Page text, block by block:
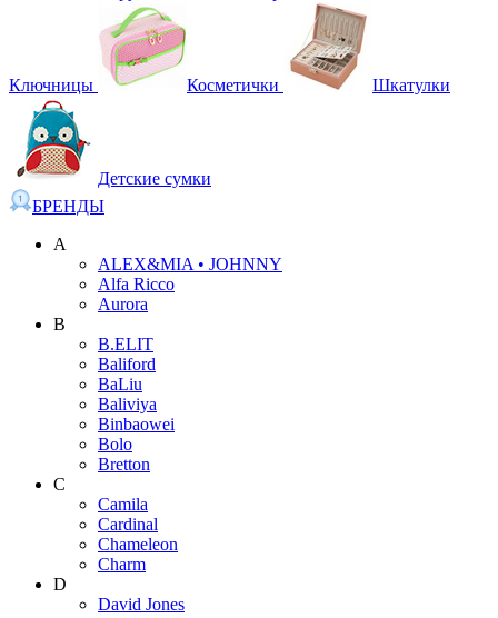
Ключницы Косметички Шкатулки
Детские сумки
БРЕНДЫ
A
ALEX&MIA • JOHNNY
Alfa Ricco
Aurora
B
B.ELIT
Baliford
BaLiu
Baliviya
Binbaowei
Bolo
Bretton
C
Camila
Cardinal
Chameleon
Charm
D
David Jones